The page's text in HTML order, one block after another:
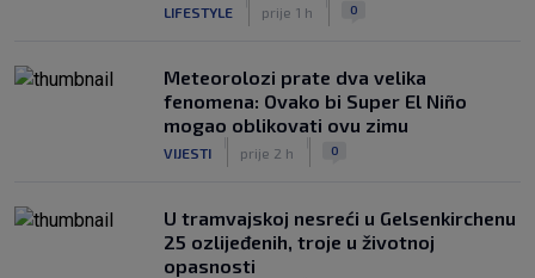
LIFESTYLE prije 1 h 0
Meteorolozi prate dva velika
fenomena: Ovako bi Super El Niño
mogao oblikovati ovu zimu
VIJESTI prije 2 h 0
U tramvajskoj nesreći u Gelsenkirchenu
25 ozlijeđenih, troje u životnoj
opasnosti